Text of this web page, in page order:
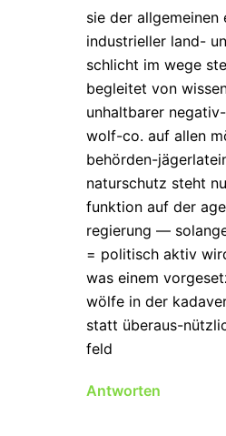
sie der
industrieller land-
schlicht im wege
begleitet von
unhaltbarer
wolf-co. auf allen
behörden-
naturschutz steht
funktion auf der
regierung —
= politisch aktiv
was einem
wölfe in der
statt überaus-
feld
Antworten